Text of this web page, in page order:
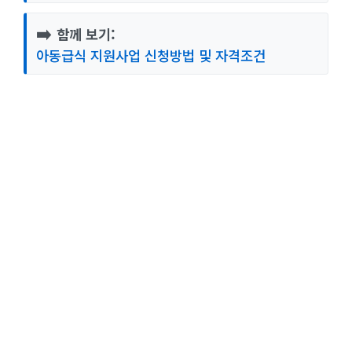
➡️ 함께 보기:
아동급식 지원사업 신청방법 및 자격조건